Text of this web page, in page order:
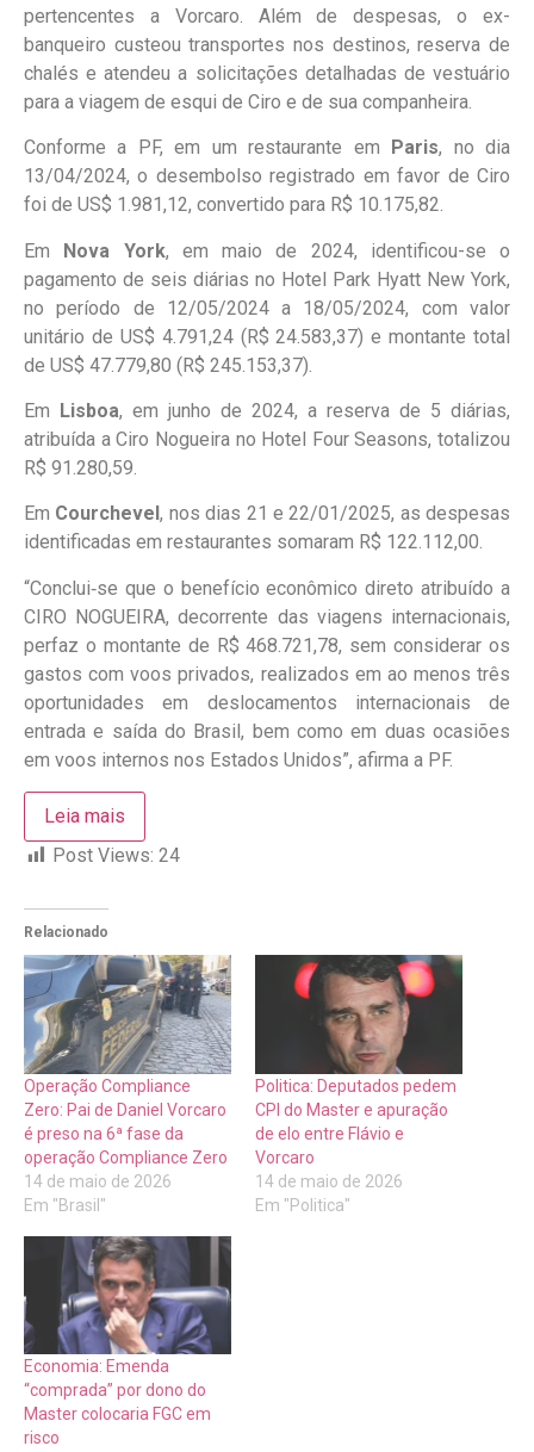
pertencentes a Vorcaro. Além de despesas, o ex-
banqueiro custeou transportes nos destinos, reserva de
chalés e atendeu a solicitações detalhadas de vestuário
para a viagem de esqui de Ciro e de sua companheira.
Conforme a PF, em um restaurante em Paris, no dia
13/04/2024, o desembolso registrado em favor de Ciro
foi de US$ 1.981,12, convertido para R$ 10.175,82.
Em Nova York, em maio de 2024, identificou-se o
pagamento de seis diárias no Hotel Park Hyatt New York,
no período de 12/05/2024 a 18/05/2024, com valor
unitário de US$ 4.791,24 (R$ 24.583,37) e montante total
de US$ 47.779,80 (R$ 245.153,37).
Em Lisboa, em junho de 2024, a reserva de 5 diárias,
atribuída a Ciro Nogueira no Hotel Four Seasons, totalizou
R$ 91.280,59.
Em Courchevel, nos dias 21 e 22/01/2025, as despesas
identificadas em restaurantes somaram R$ 122.112,00.
“Conclui‑se que o benefício econômico direto atribuído a
CIRO NOGUEIRA, decorrente das viagens internacionais,
perfaz o montante de R$ 468.721,78, sem considerar os
gastos com voos privados, realizados em ao menos três
oportunidades em deslocamentos internacionais de
entrada e saída do Brasil, bem como em duas ocasiões
em voos internos nos Estados Unidos”, afirma a PF.
Leia mais
Post Views: 24
Relacionado
Operação Compliance
Zero: Pai de Daniel Vorcaro
é preso na 6ª fase da
operação Compliance Zero
14 de maio de 2026
Em "Brasil"
Politica: Deputados pedem
CPI do Master e apuração
de elo entre Flávio e
Vorcaro
14 de maio de 2026
Em "Politica"
Economia: Emenda
“comprada” por dono do
Master colocaria FGC em
risco